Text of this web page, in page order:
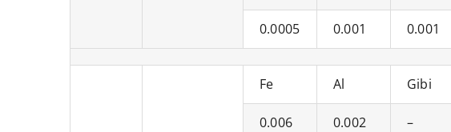
0.0005 0.001 0.001
Fe Al Gibi
0.006 0.002 –